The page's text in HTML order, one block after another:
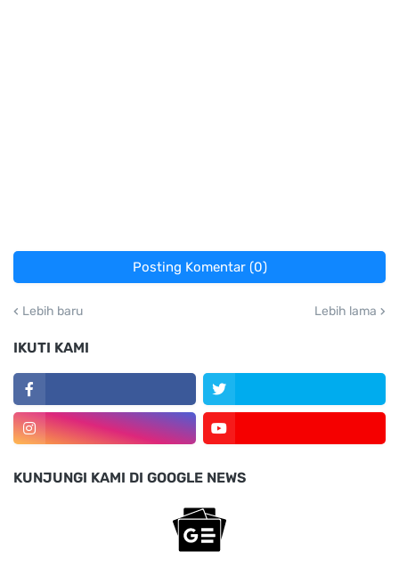
Posting Komentar (0)
Lebih baru Lebih lama
IKUTI KAMI
KUNJUNGI KAMI DI GOOGLE NEWS